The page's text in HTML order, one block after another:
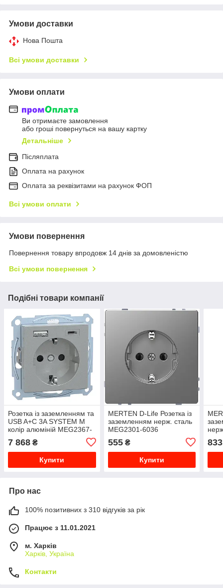
Умови доставки
Нова Пошта
Всі умови доставки
Умови оплати
Ви отримаєте замовлення
або гроші повернуться на вашу картку
Детальніше
Післяплата
Оплата на рахунок
Оплата за реквізитами на рахунок ФОП
Всі умови оплати
Умови повернення
Повернення товару впродовж 14 днів за домовленістю
Всі умови повернення
Подібні товари компанії
Розетка із заземленням та
USB A+C 3A SYSTEM M
колір алюміній MEG2367-
7 868 ₴
Купити
MERTEN D-Life Розетка із
заземленням нерж. сталь
MEG2301-6036
555₴
Купити
833
Про нас
100% позитивних з 310 відгуків за рік
Працює з 11.01.2021
м. Харків
Харків, Україна
Контакти